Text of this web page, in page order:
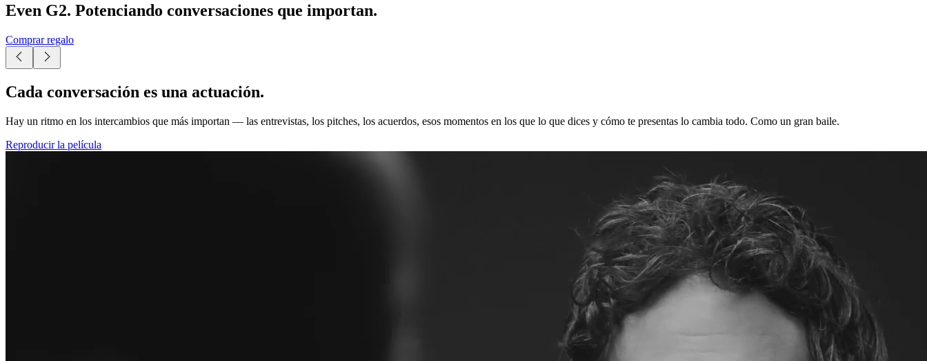
Even G2. Potenciando conversaciones que importan.
Comprar regalo
Cada conversación es una actuación.
Hay un ritmo en los intercambios que más importan — las entrevistas, los pitches, los acuerdos, esos momentos en los que lo que dices y cómo te presentas lo cambia todo. Como un gran baile.
Reproducir la película